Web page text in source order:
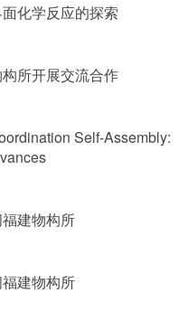
化学反应的探索
所开展交流合作
Self-Assembly:
建物构所
建物构所